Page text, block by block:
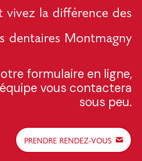
vivez la différence des
dentaires Montmagny
formulaire en ligne,
vous contactera
sous peu.
PRENDRE RENDEZ-VOUS